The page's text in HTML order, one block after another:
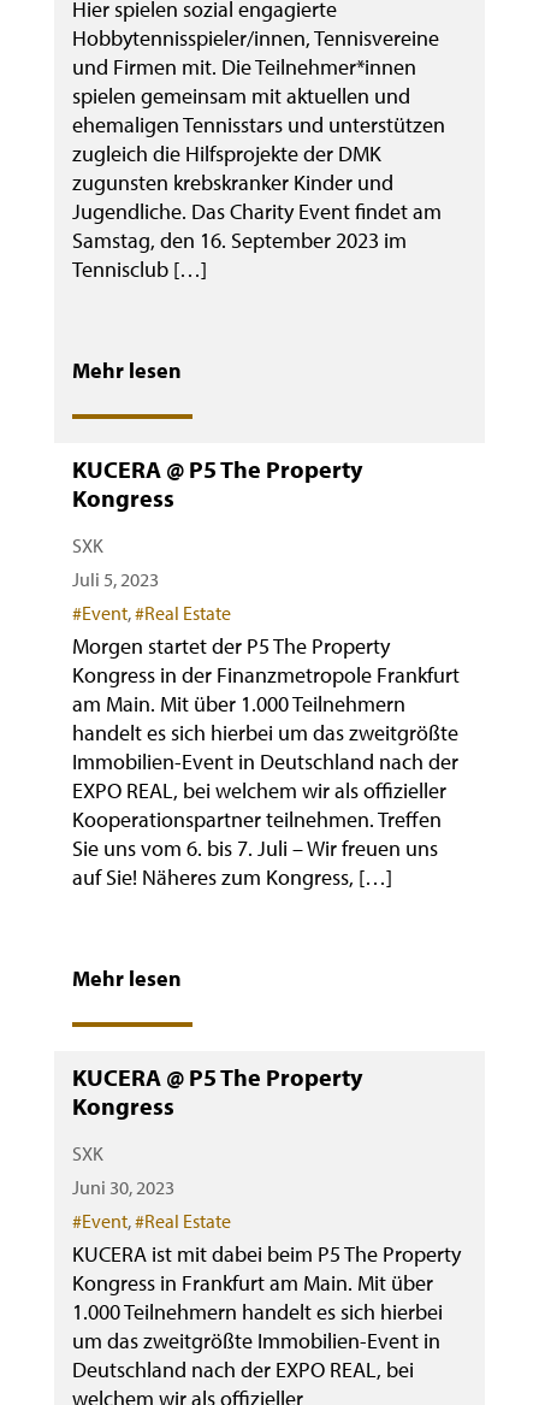
Hier spielen sozial engagierte
Hobbytennisspieler/innen, Tennisvereine
und Firmen mit. Die Teilnehmer*innen
spielen gemeinsam mit aktuellen und
ehemaligen Tennisstars und unterstützen
zugleich die Hilfsprojekte der DMK
zugunsten krebskranker Kinder und
Jugendliche. Das Charity Event findet am
Samstag, den 16. September 2023 im
Tennisclub […]
Mehr lesen
KUCERA @ P5 The Property
Kongress
SXK
Juli 5, 2023
Categories
#Event,#Real Estate
Morgen startet der P5 The Property
Kongress in der Finanzmetropole Frankfurt
am Main. Mit über 1.000 Teilnehmern
handelt es sich hierbei um das zweitgrößte
Immobilien-Event in Deutschland nach der
EXPO REAL, bei welchem wir als offizieller
Kooperationspartner teilnehmen. Treffen
Sie uns vom 6. bis 7. Juli – Wir freuen uns
auf Sie! Näheres zum Kongress, […]
Mehr lesen
KUCERA @ P5 The Property
Kongress
SXK
Juni 30, 2023
Categories
#Event,#Real Estate
KUCERA ist mit dabei beim P5 The Property
Kongress in Frankfurt am Main. Mit über
1.000 Teilnehmern handelt es sich hierbei
um das zweitgrößte Immobilien-Event in
Deutschland nach der EXPO REAL, bei
welchem wir als offizieller